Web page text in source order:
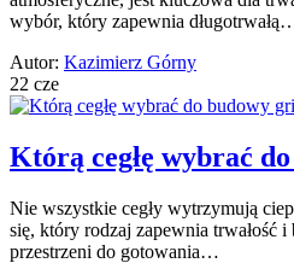
wybór, który zapewnia
Autor: Kazimierz Górny
22 cze
Którą cegłę wybrać
Nie wszystkie cegły wytrzymują
się, który rodzaj zapewnia trwałość
przestrzeni do gotowania…